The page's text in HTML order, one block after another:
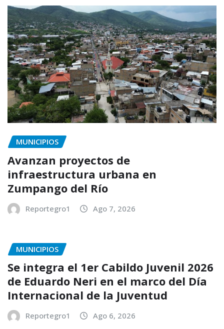
MUNICIPIOS
Avanzan proyectos de
infraestructura urbana en
Zumpango del Río
Reportegro1 Ago 7, 2026
MUNICIPIOS
Se integra el 1er Cabildo Juvenil 2026
de Eduardo Neri en el marco del Día
Internacional de la Juventud
Reportegro1 Ago 6, 2026